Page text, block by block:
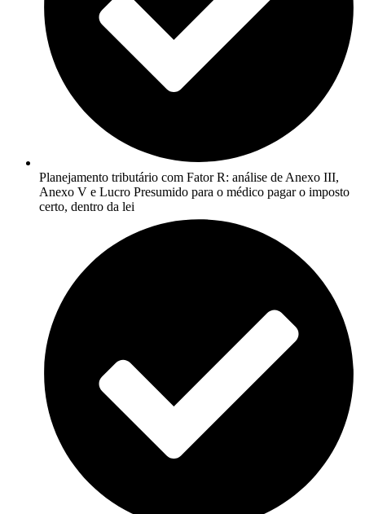
Planejamento tributário com Fator R: análise de Anexo III,
Anexo V e Lucro Presumido para o médico pagar o imposto
certo, dentro da lei